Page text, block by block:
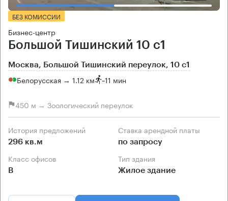
БЕЗ КОМИССИИ
Бизнес-центр
Большой Тишинский 10 с1
Москва, Большой Тишинский переулок, 10 с1
Белорусская → 1.12 км ~11 мин
450 м → Зоологический переулок
История предложений
296 кв.м
Ставка арендной платы
по запросу
Класс офисов
B
Тип здания
Жилое здание